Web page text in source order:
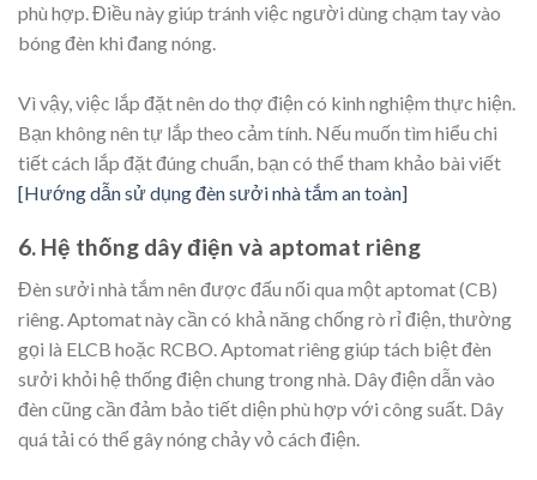
phù hợp. Điều này giúp tránh việc người dùng chạm tay vào
bóng đèn khi đang nóng.
Vì vậy, việc lắp đặt nên do thợ điện có kinh nghiệm thực hiện.
Bạn không nên tự lắp theo cảm tính. Nếu muốn tìm hiểu chi
tiết cách lắp đặt đúng chuẩn, bạn có thể tham khảo bài viết
[Hướng dẫn sử dụng đèn sưởi nhà tắm an toàn]
6. Hệ thống dây điện và aptomat riêng
Đèn sưởi nhà tắm nên được đấu nối qua một aptomat (CB)
riêng. Aptomat này cần có khả năng chống rò rỉ điện, thường
gọi là ELCB hoặc RCBO. Aptomat riêng giúp tách biệt đèn
sưởi khỏi hệ thống điện chung trong nhà. Dây điện dẫn vào
đèn cũng cần đảm bảo tiết diện phù hợp với công suất. Dây
quá tải có thể gây nóng chảy vỏ cách điện.